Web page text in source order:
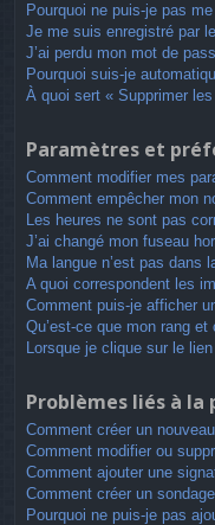
Pourquoi ne puis-je pas
Je me suis enregistré par
J’ai perdu mon mot de
Pourquoi suis-je
À quoi sert « Supprimer
Paramètres et
Comment modifier mes
Comment empêcher mon
Les heures ne sont pas
J’ai changé mon fuseau
Ma langue n’est pas dans
A quoi correspondent les
Comment puis-je afficher
Qu’est-ce que mon rang
Lorsque je clique sur le lien
Problèmes liés à la
Comment créer un
Comment modifier ou
Comment ajouter une
Comment créer un
Pourquoi ne puis-je pas